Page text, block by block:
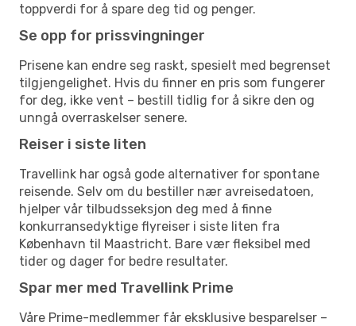
toppverdi for å spare deg tid og penger.
Se opp for prissvingninger
Prisene kan endre seg raskt, spesielt med begrenset
tilgjengelighet. Hvis du finner en pris som fungerer
for deg, ikke vent – bestill tidlig for å sikre den og
unngå overraskelser senere.
Reiser i siste liten
Travellink har også gode alternativer for spontane
reisende. Selv om du bestiller nær avreisedatoen,
hjelper vår tilbudsseksjon deg med å finne
konkurransedyktige flyreiser i siste liten fra
København til Maastricht. Bare vær fleksibel med
tider og dager for bedre resultater.
Spar mer med Travellink Prime
Våre Prime-medlemmer får eksklusive besparelser –